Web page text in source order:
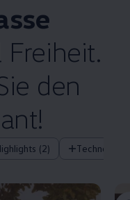
Freiheit.
den
!
Highlights (2)